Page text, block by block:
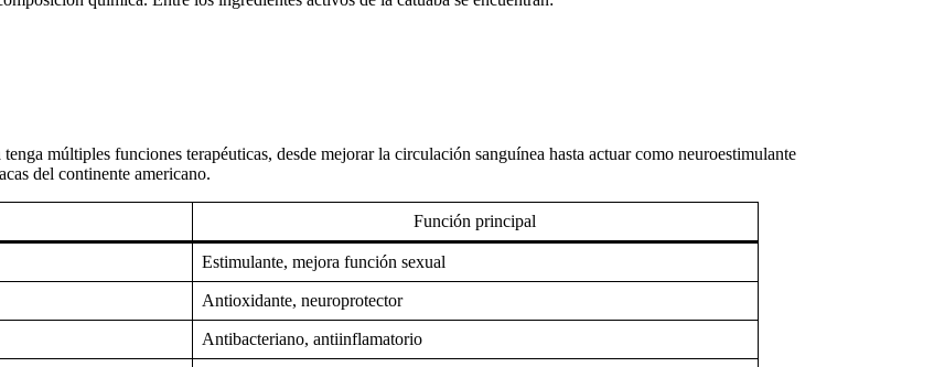
tenga múltiples funciones terapéuticas, desde mejorar la circulación sanguínea hasta actuar como neuroestimulante
del continente americano.
Función principal
Estimulante, mejora función sexual
Antioxidante, neuroprotector
Antibacteriano, antiinflamatorio